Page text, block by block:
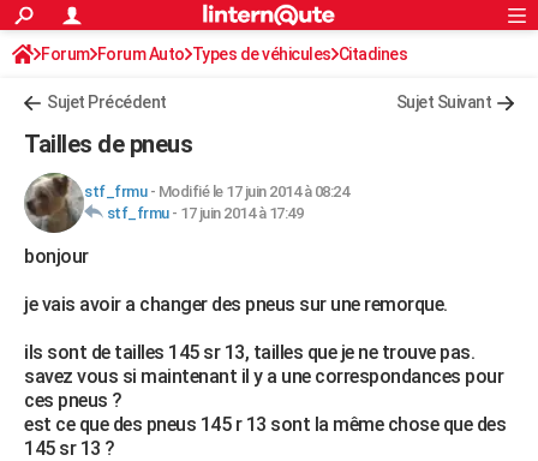
ACTUALITÉS
Politique
Société
Faits Divers
Education
Monde
Villes
+
FINANCE
Retraite
Impôts
Epargne
Immobilier
Risques naturels par ville
Banque
Assurance
Crédit
AUTO
Essais
Réserver un essai
Citadines
Berlines
SUV
Forum auto
+HIGH-TECH
Mobiles
Meilleur smartphone
Internet
Ordinateurs
Jeux vidéo
Guide high-tech
+
Forum
Aménagement intérieur
Extérieur
Cuisine
Salle de bains
Jardinage
Rangement
WEEK-END
Guides de France
Escapades
Patrimoine
Expositions
Musées
Week-end nature
LIFESTYLE
S'inscrire
Connexion
Forum Forum Auto Types de véhicules Citadines
Sujet Précédent Sujet Suivant
Tailles de pneus
stf_frmu- Modifié le 17 juin 2014 à 08:24
stf_frmu- 17 juin 2014 à 17:49
bonjour
je vais avoir a changer des pneus sur une remorque.
ils sont de tailles 145 sr 13, tailles que je ne trouve pas.
savez vous si maintenant il y a une correspondances pour
ces pneus ?
est ce que des pneus 145 r 13 sont la même chose que des
145 sr 13 ?